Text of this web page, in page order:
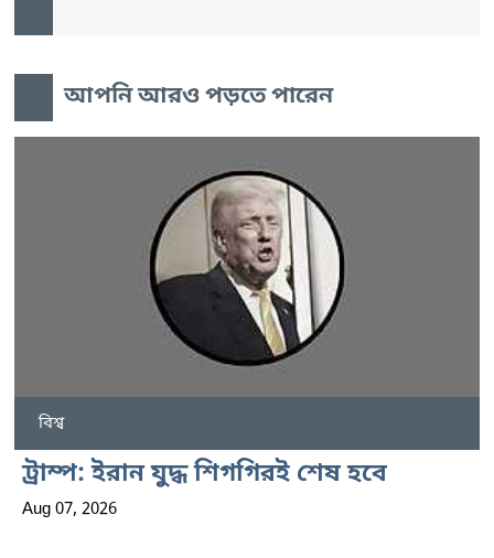
আপনি আরও পড়তে পারেন
বিশ্ব
ট্রাম্প: ইরান যুদ্ধ শিগগিরই শেষ হবে
Aug 07, 2026